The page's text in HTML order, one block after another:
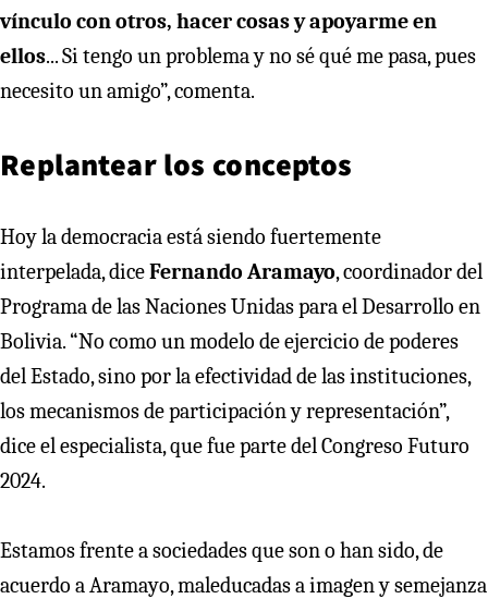
vínculo con otros, hacer cosas y apoyarme en
ellos... Si tengo un problema y no sé qué me pasa, pues
necesito un amigo”, comenta.
Replantear los conceptos
Hoy la democracia está siendo fuertemente
interpelada, diceFernando Aramayo, coordinador del
Programa de las Naciones Unidas para el Desarrollo en
Bolivia. “No como un modelo de ejercicio de poderes
del Estado, sino por la efectividad de las instituciones,
los mecanismos de participación y representación”,
dice el especialista, que fue parte del Congreso Futuro
2024.
Estamos frente a sociedades que son o han sido, de
acuerdo a Aramayo, maleducadas a imagen y semejanza